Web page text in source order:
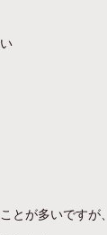
とが多いですが、